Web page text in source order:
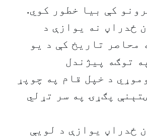
کې بیا خطور کوي.
ځدراڼ نه یوازې د
محاصر تاریخ کې د یو
توګه پیژندل
د خپل قام په چوپړ
پګړۍ په سر تړلي
ځدراڼ یوازې د لویې